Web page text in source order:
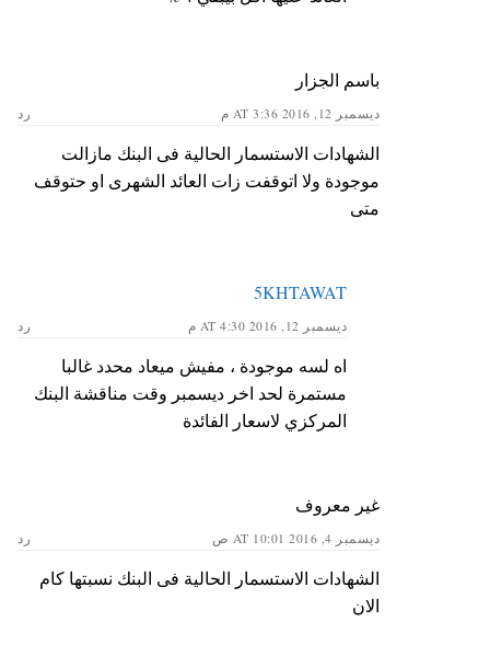
باسم الجزار
ديسمبر 12, 2016 AT 3:36 م رد
الشهادات الاستسمار الحالية فى البنك مازالت
موجودة ولا اتوقفت زات العائد الشهرى او حتوقف
متى
5KHTAWAT
ديسمبر 12, 2016 AT 4:30 م رد
اه لسه موجودة ، مفيش ميعاد محدد غالبا
مستمرة لحد اخر ديسمبر وقت مناقشة البنك
المركزي لاسعار الفائدة
غير معروف
ديسمبر 4, 2016 AT 10:01 ص رد
الشهادات الاستسمار الحالية فى البنك نسبتها كام
الان